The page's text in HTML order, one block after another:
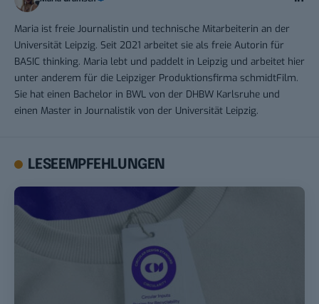
Maria ist freie Journalistin und technische Mitarbeiterin an der
Universität Leipzig. Seit 2021 arbeitet sie als freie Autorin für
BASIC thinking. Maria lebt und paddelt in Leipzig und arbeitet hier
unter anderem für die Leipziger Produktionsfirma schmidtFilm.
Sie hat einen Bachelor in BWL von der DHBW Karlsruhe und
einen Master in Journalistik von der Universität Leipzig.
LESEEMPFEHLUNGEN